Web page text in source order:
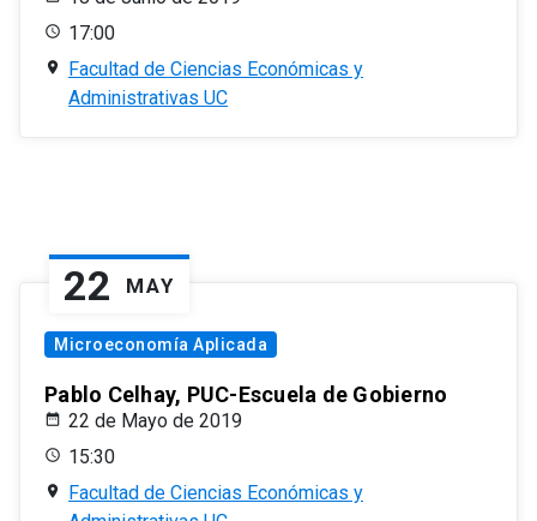
17:00
Facultad de Ciencias Económicas y
Administrativas UC
22 MAY
Microeconomía Aplicada
Pablo Celhay, PUC-Escuela de Gobierno
22 de Mayo de 2019
15:30
Facultad de Ciencias Económicas y